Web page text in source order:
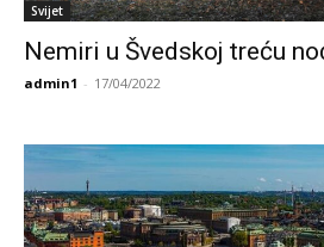
Svijet
Nemiri u Švedskoj treću
admin1 - 17/04/2022